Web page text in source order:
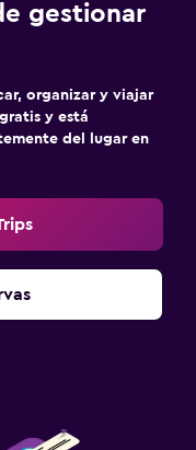
gestionar
organizar y viajar
y está
del lugar en